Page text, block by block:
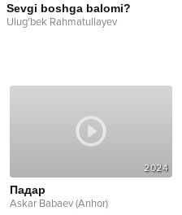
Sevgi boshga balomi?
Ulug'bek Rahmatullayev
2024
Падар
Askar Babaev (Anhor)